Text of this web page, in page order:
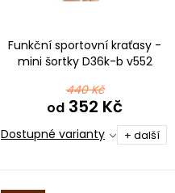
Funkční sportovní kraťasy -
mini šortky D36k-b v552
440 Kč
od 352 Kč
Dostupné varianty + další